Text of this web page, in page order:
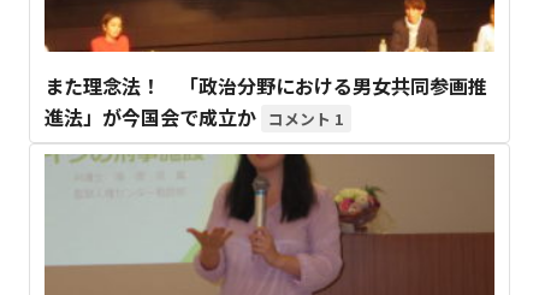
また理念法！ 「政治分野における男女共同参画推
進法」が今国会で成立か
1